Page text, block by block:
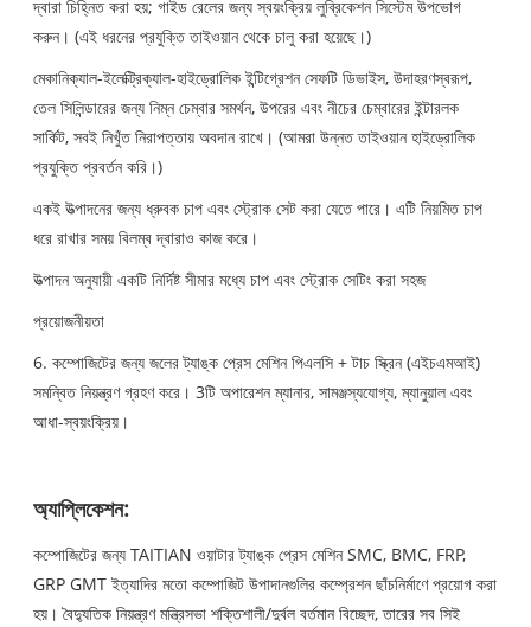
দ্বারা চিহ্নিত করা হয়; গাইড রেলের জন্য স্বয়ংক্রিয় লুব্রিকেশন সিস্টেম উপভোগ
করুন। (এই ধরনের প্রযুক্তি তাইওয়ান থেকে চালু করা হয়েছে।)
মেকানিক্যাল-ইলেক্ট্রিক্যাল-হাইড্রোলিক ইন্টিগ্রেশন সেফটি ডিভাইস, উদাহরণস্বরূপ,
তেল সিলিন্ডারের জন্য নিম্ন চেম্বার সমর্থন, উপরের এবং নীচের চেম্বারের ইন্টারলক
সার্কিট, সবই নিখুঁত নিরাপত্তায় অবদান রাখে। (আমরা উন্নত তাইওয়ান হাইড্রোলিক
প্রযুক্তি প্রবর্তন করি।)
একই উত্পাদনের জন্য ধ্রুবক চাপ এবং স্ট্রোক সেট করা যেতে পারে। এটি নিয়মিত চাপ
ধরে রাখার সময় বিলম্ব দ্বারাও কাজ করে।
উত্পাদন অনুযায়ী একটি নির্দিষ্ট সীমার মধ্যে চাপ এবং স্ট্রোক সেটিং করা সহজ
প্রয়োজনীয়তা
6. কম্পোজিটের জন্য জলের ট্যাঙ্ক প্রেস মেশিন পিএলসি + টাচ স্ক্রিন (এইচএমআই)
সমন্বিত নিয়ন্ত্রণ গ্রহণ করে। 3টি অপারেশন ম্যানার, সামঞ্জস্যযোগ্য, ম্যানুয়াল এবং
আধা-স্বয়ংক্রিয়।
অ্যাপ্লিকেশন:
কম্পোজিটের জন্য TAITIAN ওয়াটার ট্যাঙ্ক প্রেস মেশিন SMC, BMC, FRP,
GRP GMT ইত্যাদির মতো কম্পোজিট উপাদানগুলির কম্প্রেশন ছাঁচনির্মাণে প্রয়োগ করা
হয়। বৈদ্যুতিক নিয়ন্ত্রণ মন্ত্রিসভা শক্তিশালী/দুর্বল বর্তমান বিচ্ছেদ, তারের সব সিই